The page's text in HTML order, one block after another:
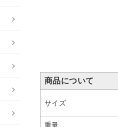
商品について
サイズ
重量